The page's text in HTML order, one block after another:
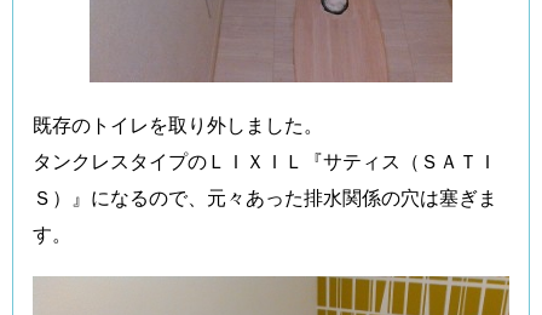
既存のトイレを取り外しました。
タンクレスタイプのＬＩＸＩＬ『サティス（ＳＡＴＩ
Ｓ）』になるので、元々あった排水関係の穴は塞ぎま
す。